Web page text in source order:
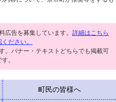
広告を募集しています。 詳細はこちら
ださい。
。バナー・テキストどちらでも掲載可
。
町民の皆様へ